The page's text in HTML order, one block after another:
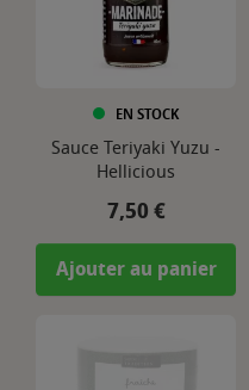
EN STOCK
Sauce Teriyaki Yuzu -
Hellicious
Prix
7,50 €
Ajouter au panier